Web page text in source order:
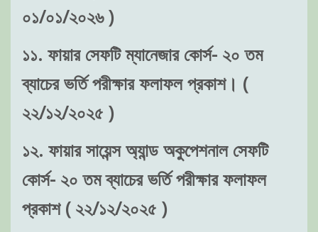
০১/০১/২০২৬ )
১১. ফায়ার সেফটি ম্যানেজার কোর্স- ২০ তম
ব্যাচের ভর্তি পরীক্ষার ফলাফল প্রকাশ। (
২২/১২/২০২৫ )
১২. ফায়ার সায়েন্স অ্যান্ড অকুপেশনাল সেফটি
কোর্স- ২০ তম ব্যাচের ভর্তি পরীক্ষার ফলাফল
প্রকাশ ( ২২/১২/২০২৫ )